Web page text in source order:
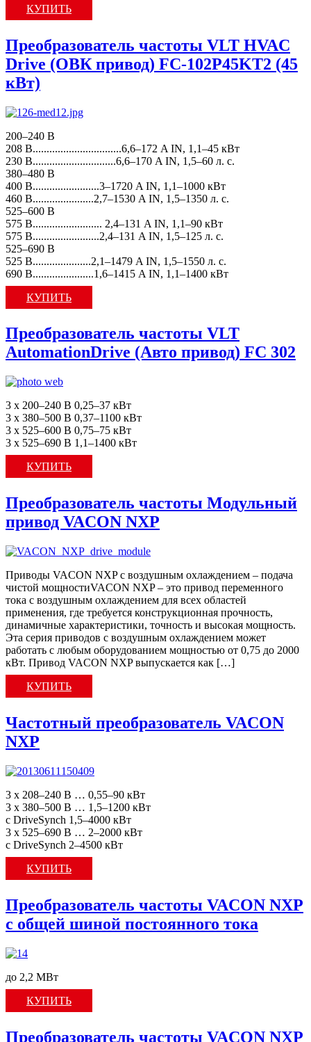
КУПИТЬ
Преобразователь частоты VLT HVAC
Drive (ОВК привод) FC-102P45KT2 (45
кВт)
200–240 В
208 В................................6,6–172 A IN, 1,1–45 кВт
230 В..............................6,6–170 A IN, 1,5–60 л. с.
380–480 В
400 В........................3–1720 A IN, 1,1–1000 кВт
460 В......................2,7–1530 A IN, 1,5–1350 л. с.
525–600 В
575 В......................... 2,4–131 A IN, 1,1–90 кВт
575 В........................2,4–131 A IN, 1,5–125 л. с.
525–690 В
525 В.....................2,1–1479 A IN, 1,5–1550 л. с.
690 В......................1,6–1415 A IN, 1,1–1400 кВт
КУПИТЬ
Преобразователь частоты VLT
AutomationDrive (Авто привод) FC 302
3 x 200–240 В 0,25–37 кВт
3 x 380–500 В 0,37–1100 кВт
3 x 525–600 В 0,75–75 кВт
3 x 525–690 В 1,1–1400 кВт
КУПИТЬ
Преобразователь частоты Модульный
привод VACON NXP
Приводы VACON NXP с воздушным охлаждением – подача
чистой мощностиVACON NXP – это привод переменного
тока с воздушным охлаждением для всех областей
применения, где требуется конструкционная прочность,
динамичные характеристики, точность и высокая мощность.
Эта серия приводов с воздушным охлаждением может
работать с любым оборудованием мощностью от 0,75 до 2000
кВт. Привод VACON NXP выпускается как […]
КУПИТЬ
Частотный преобразователь VACON
NXP
3 x 208–240 В … 0,55–90 кВт
3 x 380–500 В … 1,5–1200 кВт
с DriveSynch 1,5–4000 кВт
3 x 525–690 В … 2–2000 кВт
с DriveSynch 2–4500 кВт
КУПИТЬ
Преобразователь частоты VACON NXP
с общей шиной постоянного тока
до 2,2 МВт
КУПИТЬ
Преобразователь частоты VACON NXP